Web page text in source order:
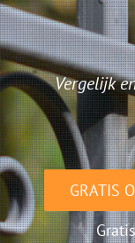
Vergelijk
GRATIS